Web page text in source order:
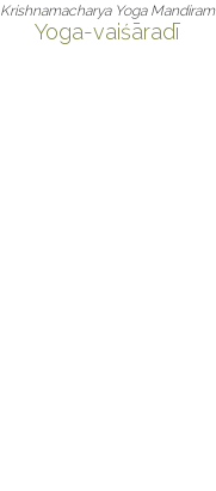
Krishnamacharya Yoga Mandiram
Yoga-vaiśāradī